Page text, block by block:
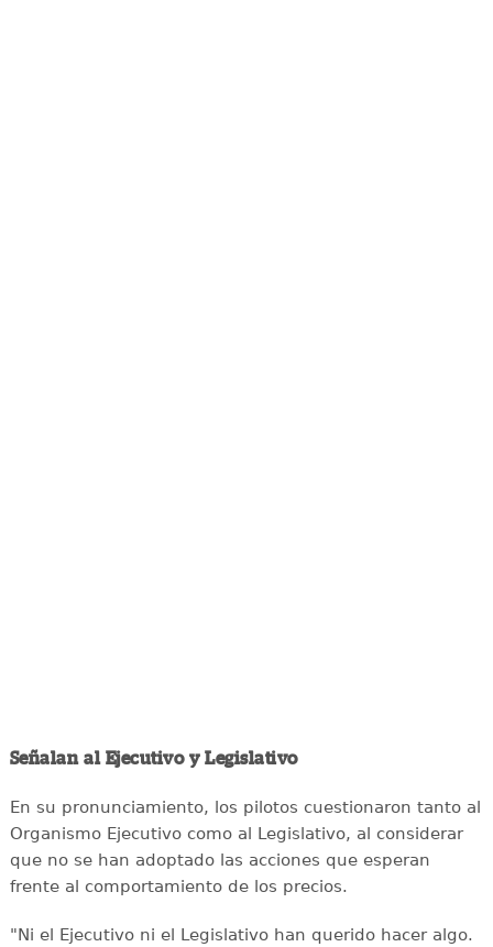
Señalan al Ejecutivo y Legislativo
En su pronunciamiento, los pilotos cuestionaron tanto al
Organismo Ejecutivo como al Legislativo, al considerar
que no se han adoptado las acciones que esperan
frente al comportamiento de los precios.
"Ni el Ejecutivo ni el Legislativo han querido hacer algo.